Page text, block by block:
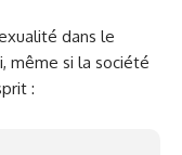
dans le
même si la société
: